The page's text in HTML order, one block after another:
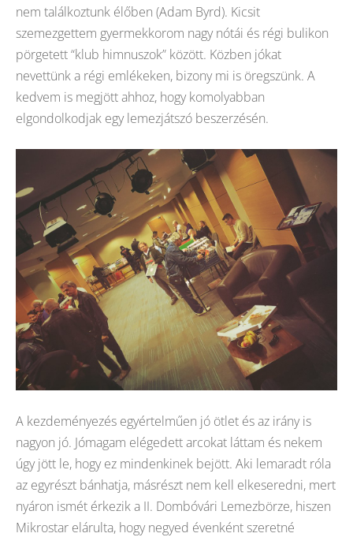
nem találkoztunk élőben (Adam Byrd). Kicsit
szemezgettem gyermekkorom nagy nótái és régi bulikon
pörgetett “klub himnuszok” között. Közben jókat
nevettünk a régi emlékeken, bizony mi is öregszünk. A
kedvem is megjött ahhoz, hogy komolyabban
elgondolkodjak egy lemezjátszó beszerzésén.
A kezdeményezés egyértelműen jó ötlet és az irány is
nagyon jó. Jómagam elégedett arcokat láttam és nekem
úgy jött le, hogy ez mindenkinek bejött. Aki lemaradt róla
az egyrészt bánhatja, másrészt nem kell elkeseredni, mert
nyáron ismét érkezik a II. Dombóvári Lemezbörze, hiszen
Mikrostar elárulta, hogy negyed évenként szeretné